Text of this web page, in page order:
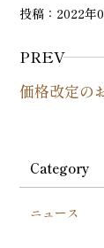
投稿：2022
PREV
価格改定の
Category
ニュース